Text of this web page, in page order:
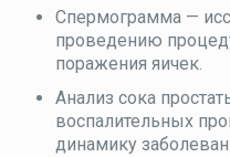
Спермограмма —
проведению
поражения яичек.
Анализ сока
воспалительных
динамику